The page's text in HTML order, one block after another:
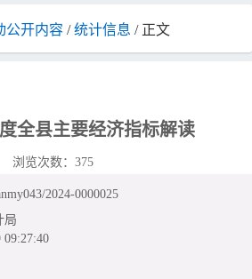
公开内容 /统计信息 / 正文
全县主要经济指标解读
浏览次数： 375
2024-0000025
局
09:27:40